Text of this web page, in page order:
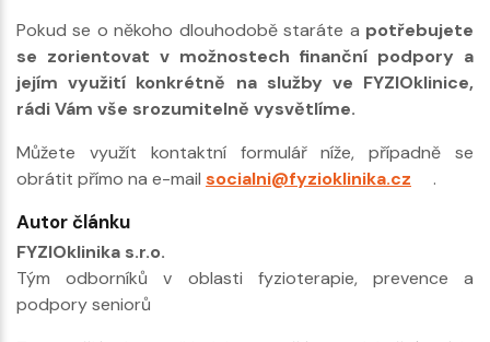
Pokud se o někoho dlouhodobě staráte a potřebujete
se zorientovat v možnostech finanční podpory a
jejím využití konkrétně na služby ve FYZIOklinice,
rádi Vám vše srozumitelně vysvětlíme.
Můžete využít kontaktní formulář níže, případně se
obrátit přímo na e-mail socialni@fyzioklinika.cz .
Autor článku
FYZIOklinika s.r.o.
Tým odborníků v oblasti fyzioterapie, prevence a
podpory seniorů